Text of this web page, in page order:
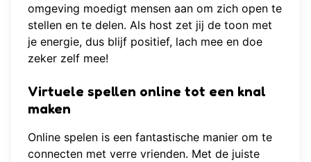
omgeving moedigt mensen aan om zich open te
stellen en te delen. Als host zet jij de toon met
je energie, dus blijf positief, lach mee en doe
zeker zelf mee!
Virtuele spellen online tot een knal
maken
Online spelen is een fantastische manier om te
connecten met verre vrienden. Met de juiste